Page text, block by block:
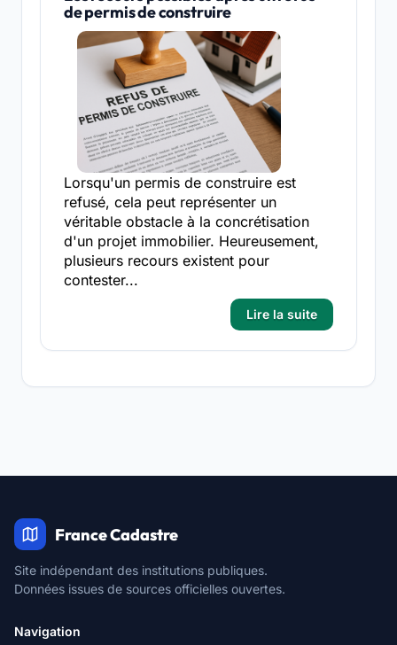
de permis de construire
Lorsqu'un permis de construire est
refusé, cela peut représenter un
véritable obstacle à la concrétisation
d'un projet immobilier. Heureusement,
plusieurs recours existent pour
contester...
Lire la suite
France Cadastre
Site indépendant des institutions publiques.
Données issues de sources officielles ouvertes.
Navigation